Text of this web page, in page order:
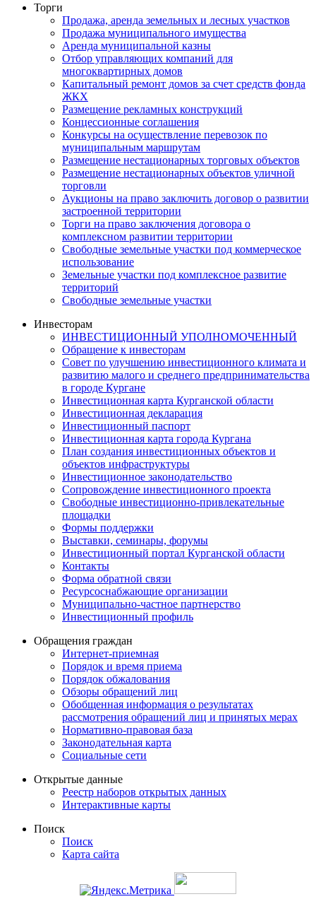
Торги
Продажа, аренда земельных и лесных участков
Продажа муниципального имущества
Аренда муниципальной казны
Отбор управляющих компаний для
многоквартирных домов
Капитальный ремонт домов за счет средств фонда
ЖКХ
Размещение рекламных конструкций
Концессионные соглашения
Конкурсы на осуществление перевозок по
муниципальным маршрутам
Размещение нестационарных торговых объектов
Размещение нестационарных объектов уличной
торговли
Аукционы на право заключить договор о развитии
застроенной территории
Торги на право заключения договора о
комплексном развитии территории
Свободные земельные участки под коммерческое
использование
Земельные участки под комплексное развитие
территорий
Свободные земельные участки
Инвесторам
ИНВЕСТИЦИОННЫЙ УПОЛНОМОЧЕННЫЙ
Обращение к инвесторам
Совет по улучшению инвестиционного климата и
развитию малого и среднего предпринимательства
в городе Кургане
Инвестиционная карта Курганской области
Инвестиционная декларация
Инвестиционный паспорт
Инвестиционная карта города Кургана
План создания инвестиционных объектов и
объектов инфраструктуры
Инвестиционное законодательство
Сопровождение инвестиционного проекта
Свободные инвестиционно-привлекательные
площадки
Формы поддержки
Выставки, семинары, форумы
Инвестиционный портал Курганской области
Контакты
Форма обратной связи
Ресурсоснабжающие организации
Муниципально-частное партнерство
Инвестиционный профиль
Обращения граждан
Интернет-приемная
Порядок и время приема
Порядок обжалования
Обзоры обращений лиц
Обобщенная информация о результатах
рассмотрения обращений лиц и принятых мерах
Нормативно-правовая база
Законодательная карта
Социальные сети
Открытые данные
Реестр наборов открытых данных
Интерактивные карты
Поиск
Поиск
Карта сайта